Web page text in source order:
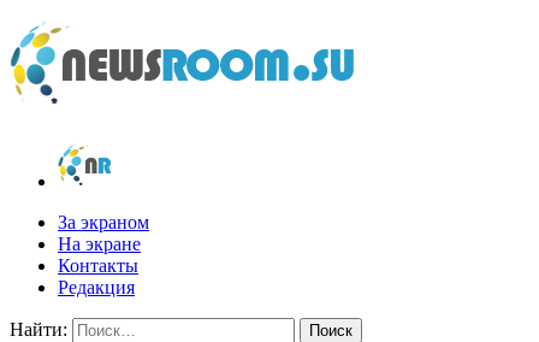
newsroom.su
Новости о новостях
За экраном
На экране
Контакты
Редакция
Найти: